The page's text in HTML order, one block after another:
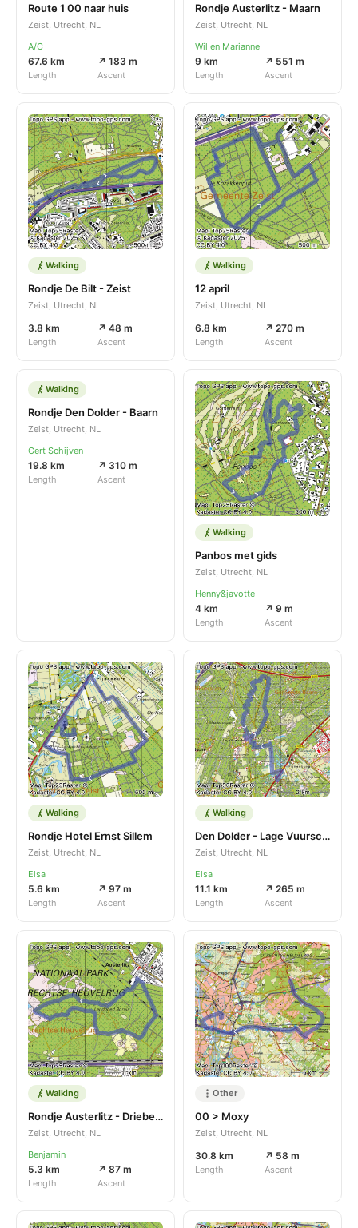
Route 1 00 naar huis
Zeist, Utrecht, NL
A/C
67.6 km
Length
↗ 183 m
Ascent
Rondje Austerlitz - Maarn
Zeist, Utrecht, NL
Wil en Marianne
9 km
Length
↗ 551 m
Ascent
Walking
Rondje De Bilt - Zeist
Zeist, Utrecht, NL
3.8 km
Length
↗ 48 m
Ascent
Walking
12 april
Zeist, Utrecht, NL
6.8 km
Length
↗ 270 m
Ascent
Walking
Rondje Den Dolder - Baarn
Zeist, Utrecht, NL
Gert Schijven
19.8 km
Length
↗ 310 m
Ascent
Walking
Panbos met gids
Zeist, Utrecht, NL
Henny&javotte
4 km
Length
↗ 9 m
Ascent
Walking
Rondje Hotel Ernst Sillem
Zeist, Utrecht, NL
Elsa
5.6 km
Length
↗ 97 m
Ascent
Walking
Den Dolder - Lage Vuursche
Zeist, Utrecht, NL
Elsa
11.1 km
Length
↗ 265 m
Ascent
Walking
Rondje Austerlitz - Driebergen-Rijsenburg
Zeist, Utrecht, NL
Benjamin
5.3 km
Length
↗ 87 m
Ascent
Other
00 > Moxy
Zeist, Utrecht, NL
30.8 km
Length
↗ 58 m
Ascent